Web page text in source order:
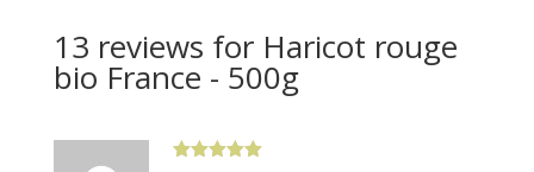
13 reviews for Haricot rouge
bio France - 500g